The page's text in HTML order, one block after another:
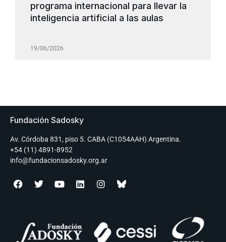
programa internacional para llevar la
inteligencia artificial a las aulas
19/06/2026
Fundación Sadosky
Av. Córdoba 831, piso 5. CABA (C1054AAH) Argentina.
+54 (11) 4891-8952
info@fundacionsadosky.org.ar